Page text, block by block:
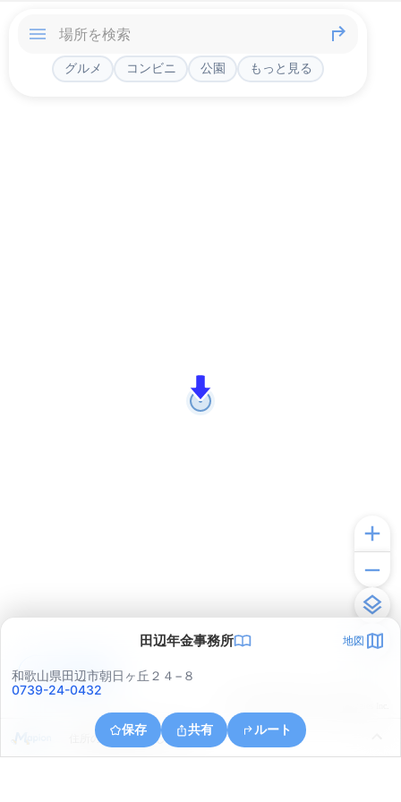
グルメ コンビニ 公園 もっと見る
田辺年金事務所 地図
和歌山県田辺市朝日ヶ丘２４−８
0739-24-0432
保存 共有 ルート
住所の取得に失敗しました
アプリで見る